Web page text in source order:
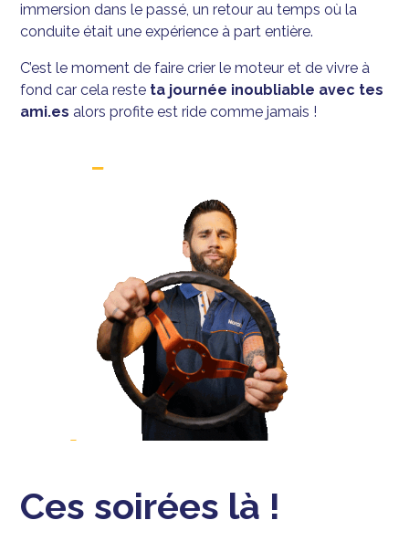
immersion dans le passé, un retour au temps où la
conduite était une expérience à part entière.
C’est le moment de faire crier le moteur et de vivre à
fond car cela reste ta journée inoubliable avec tes
ami.es alors profite est ride comme jamais !
Ces soirées là !